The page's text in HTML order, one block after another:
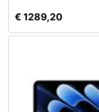
€ 1289,20